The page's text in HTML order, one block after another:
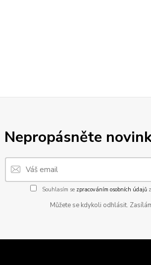
Nepropásněte
Souhlasím se zpracováním osobních údajů
Můžete se kdykoli odhlásit.